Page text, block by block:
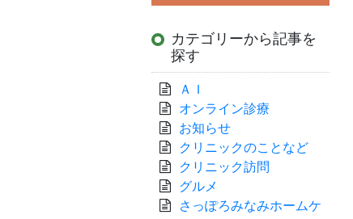
カテゴリーから記事を
探す
ＡＩ
オンライン診療
お知らせ
クリニックのことなど
クリニック訪問
グルメ
さっぽろみなみホームケ